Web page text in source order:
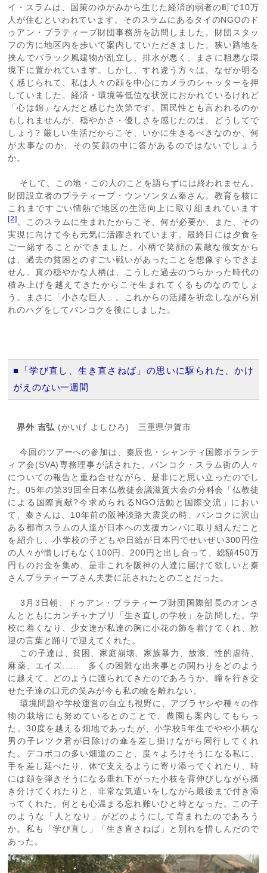
イ・スラムは、国策のゆがみから生じた経済的弱者の町で10万
人が住むといわれています。そのスラムにあるタイのNGOのド
ゥアン・プラティープ財団事務所を訪問しました。財団スタッ
フの方に地区内を歩いて案内していただきました。狭い路地を
挟んでバラック風建物が乱立し、排水が悪く、まさに粗悪な環
境下に置かれています。しかし、すれ違う方々は、なぜか明る
く感じられて、私は人々の顔を中心にカメラのシャッターを押
していました。経済・環境等低位な状況におかれているけれど
「心は錦」なんだと感じた次第です。国民性とも言われるのか
もしれませんが、穏やかさ・優しさを感じたのは、どうしてで
しょう? 厳しい生活だからこそ、いかに生きるべきなのか、何
が大事なのか、その笑顔の中に答があるのではないでしょう
か。
そして、この地・この人のことを語らずには終われません。
財団設立者のプラティープ・ウンソンタム秦さん。教育を核に
これまですごい情熱で地区の生活向上に取り組まれています
[2] 。このスラムに生まれたからこそ、何が必要か、また、その
実現に向けて今も元気に活躍されています。最終日には夕食を
ご一緒することができました。小柄で笑顔の素敵な彼女から
は、過去の貧困とのすごい戦いがあったことを想像すらできま
せん。真の穏やかな人柄は、こうした過去のつらかった時代の
積み上げを越えてきたからこそ生まれてくるものなのでしょ
う。まさに「小さな巨人」。これからの活躍を祈念しながら別
れのハグをしてバンコクを後にしました。
■「学び直し、生き直さねば」の思いに駆られた、かけ
がえのない一週間
界外 吉弘 (かいげ よしひろ) 三重県伊賀市
今回のツアーへの参加は、秦辰也・シャンティ国際ボランテ
ィア会(SVA)専務理事が話された、バンコク・スラム街の人々
についての報告と重ね合せながら、是非にと思い立ったのでし
た。05年の第39回全日本仏教徒会議滋賀大会の分科会「仏教徒
による国際貢献?今求められるNGO活動と国際交流」におい
て、秦さんは、10年前の阪神淡路大震災の時、バンコクに沢山
ある都市スラムの人達が日本への支援カンパに取り組んだこと
を紹介し、小学校の子どもや日給が日本円でせいぜい300円位
の人々が惜しげもなく100円、200円と出し合って、総額450万
円ものお金を集め、是非これを阪神の人達に届けて欲しいと秦
さんプラティープさん夫妻に託されたとのことだった。
3月3日朝、ドゥアン・プラティープ財団国際部長のオンさ
んとともにカンチャナブリ「生き直しの学校」を訪問した。学
校に着くなり、少女達が私達の胸に小花の飾を着けてくれ、歓
迎の言葉と踊りで迎えてくれた。
この子達は、貧困、家庭崩壊、家族暴力、放浪、性的虐待、
麻薬、エイズ...... 多くの困難な出来事との関わりをどのよう
に越えて、どのように護られてきたのであろうか。瞳を行き交
せた子達の口元の笑みが今も私の瞼を離れない。
環境問題や学校運営の自立も視野に、アブラヤシや種々の作
物の栽培にも努めているとのことで、農園も案内してもらっ
た。30度を越える畑地であったが、小学校5年生でやや小柄な
男の子レツク君が日除けの傘を差し掛けながら同行してくれ
た。デコボコの多い畑道のこと、度々よろけそうになる私に、
手を差し延べたり、体で支えるように寄り添ってくれたり、時
には顔を弾きそうになる垂れ下がった小枝を背伸びしながら掻
き分けてくれたりと、非常な気遣いをしながら最後まで付き添
ってくれた。何とも心温まる忘れ難いひと時となった。この子
のような「人となり」がどのようにして育まれたのであろう
か。私も「学び直し」「生き直さねば」と別れを惜しんだので
あった。